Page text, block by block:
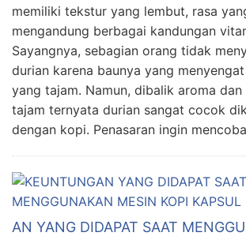
memiliki tekstur yang lembut, rasa
mengandung berbagai kandungan
Sayangnya, sebagian orang tidak
durian karena baunya yang
yang tajam. Namun, dibalik aroma dan
tajam ternyata durian sangat cocok
dengan kopi. Penasaran ingin
AN YANG DIDAPAT SAAT